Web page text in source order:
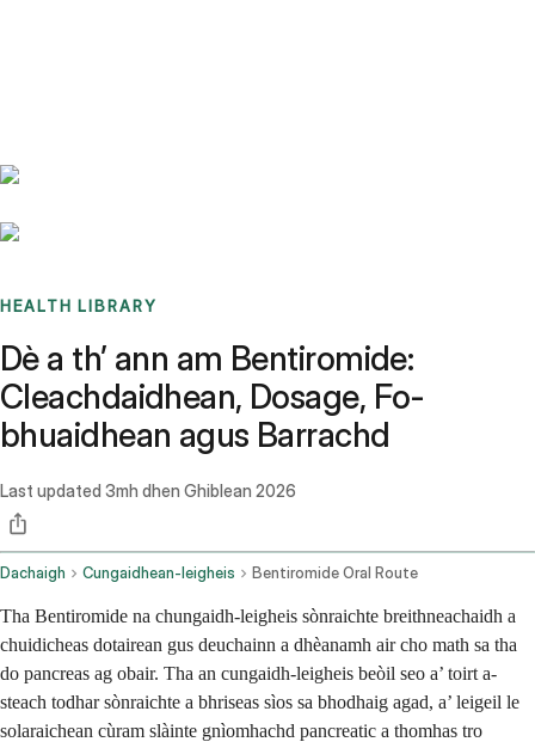
HEALTH LIBRARY
Dè a th’ ann am Bentiromide:
Cleachdaidhean, Dosage, Fo-
bhuaidhean agus Barrachd
Last updated 3mh dhen Ghiblean 2026
Dachaigh Cungaidhean-leigheis Bentiromide Oral Route
Tha Bentiromide na chungaidh-leigheis sònraichte breithneachaidh a
chuidicheas dotairean gus deuchainn a dhèanamh air cho math sa tha
do pancreas ag obair. Tha an cungaidh-leigheis beòil seo a’ toirt a-
steach todhar sònraichte a bhriseas sìos sa bhodhaig agad, a’ leigeil le
solaraichean cùram slàinte gnìomhachd pancreatic a thomhas tro